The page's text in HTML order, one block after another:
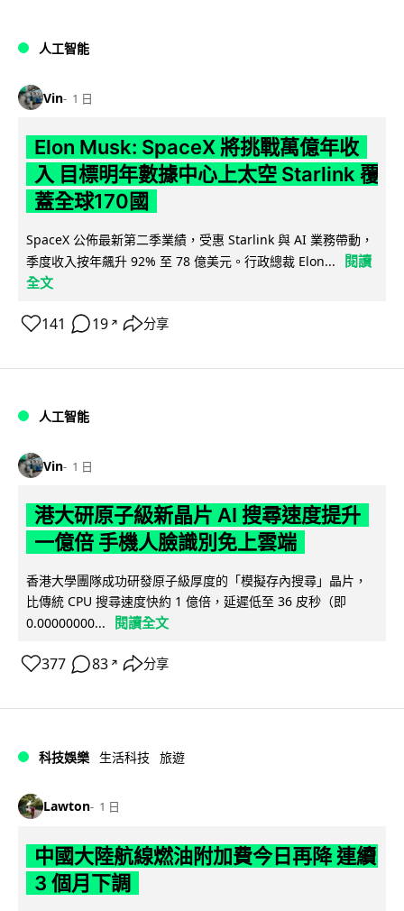
人工智能
Vin 1 日
Elon Musk: SpaceX 將挑戰萬億年收
入 目標明年數據中心上太空 Starlink 覆
蓋全球170國
SpaceX 公佈最新第二季業績，受惠 Starlink 與 AI 業務帶動，
季度收入按年飆升 92% 至 78 億美元。行政總裁 Elon...
閱讀
全文
141 19 ↗ 分享
人工智能
Vin 1 日
港大研原子級新晶片 AI 搜尋速度提升
一億倍 手機人臉識別免上雲端
香港大學團隊成功研發原子級厚度的「模擬存內搜尋」晶片，
比傳統 CPU 搜尋速度快約 1 億倍，延遲低至 36 皮秒（即
0.00000000...
閱讀全文
377 83 ↗ 分享
科技娛樂 生活科技 旅遊
Lawton 1 日
中國大陸航線燃油附加費今日再降 連續
3 個月下調